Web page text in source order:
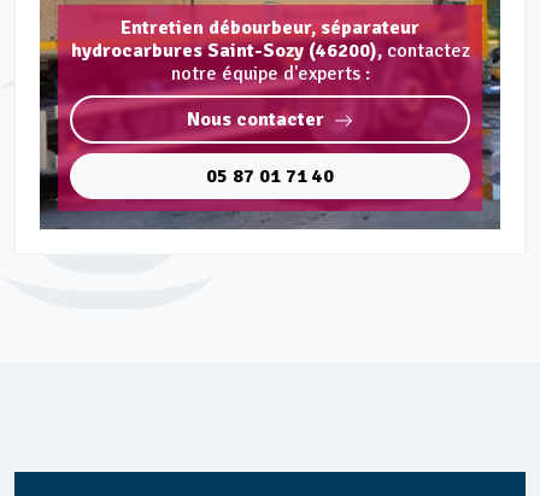
Entretien débourbeur, séparateur
hydrocarbures Saint-Sozy (46200), contactez
notre équipe d'experts :
Nous contacter
05 87 01 71 40